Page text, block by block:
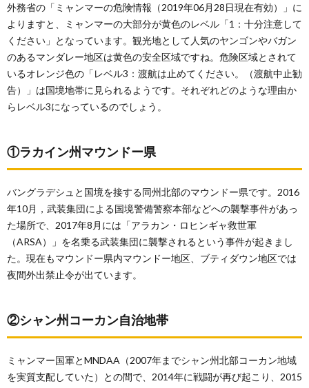
外務省の「ミャンマーの危険情報（2019年06月28日現在有効）」に
よりますと、ミャンマーの大部分が黄色のレベル「1：十分注意して
ください」となっています。観光地として人気のヤンゴンやバガン
のあるマンダレー地区は黄色の安全区域ですね。危険区域とされて
いるオレンジ色の「レベル3：渡航は止めてください。（渡航中止勧
告）」は国境地帯に見られるようです。それぞれどのような理由か
らレベル3になっているのでしょう。
①ラカイン州マウンドー県
バングラデシュと国境を接する同州北部のマウンドー県です。2016
年10月，武装集団による国境警備警察本部などへの襲撃事件があっ
た場所で、2017年8月には「アラカン・ロヒンギャ救世軍
（ARSA）」を名乗る武装集団に襲撃されるという事件が起きまし
た。現在もマウンドー県内マウンドー地区、ブティダウン地区では
夜間外出禁止令が出ています。
②シャン州コーカン自治地帯
ミャンマー国軍とMNDAA（2007年までシャン州北部コーカン地域
を実質支配していた）との間で、2014年に戦闘が再び起こり、2015